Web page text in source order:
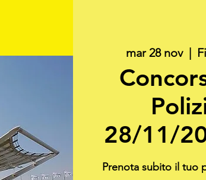
mar 28 nov
  |
28/11/
Prenota subito il tuo